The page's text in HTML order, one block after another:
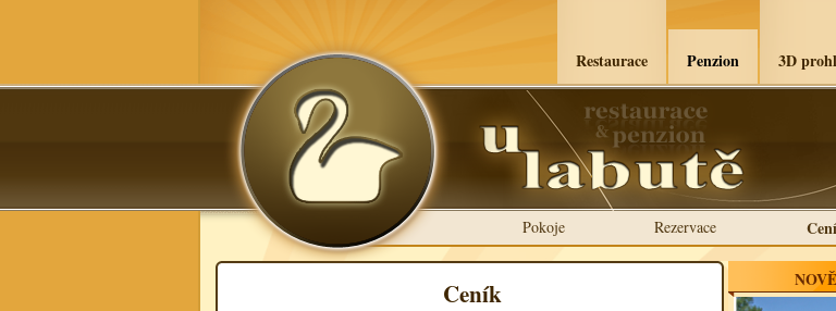
Restaurace Penzion 3D
Pokoje Rezervace
Ceník